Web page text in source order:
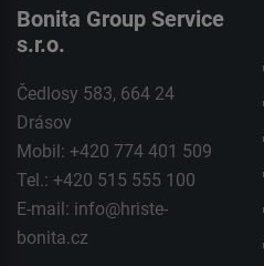
Bonita Group Service
s.r.o.
Čedlosy 583, 664 24
Drásov
Mobil: +420 774 401 509
Tel.: +420 515 555 100
E-mail: info@hriste-
bonita.cz